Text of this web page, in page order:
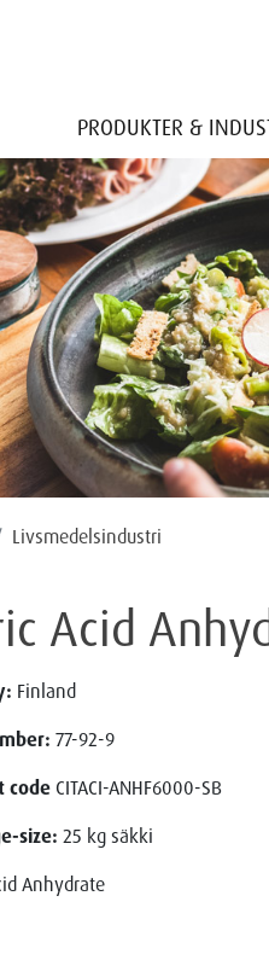
PRODUKTER &
Livsmedelsindustri
Acid
Finland
77-92-9
code CITACI-ANHF6000-SB
size: 25 kg säkki
Anhydrate